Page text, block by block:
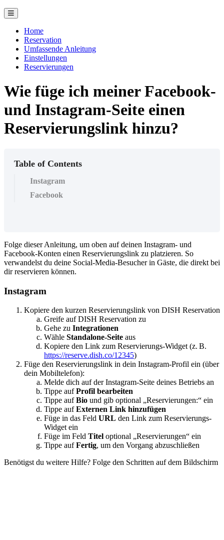
Home
Reservation
Umfassende Anleitung
Einstellungen
Reservierungen
Wie füge ich meiner Facebook-
und Instagram-Seite einen
Reservierungslink hinzu?
Table of Contents
Instagram
Facebook
Folge dieser Anleitung, um oben auf deinen Instagram- und
Facebook-Konten einen Reservierungslink zu platzieren. So
verwandelst du deine Social-Media-Besucher in Gäste, die direkt bei
dir reservieren können.
Instagram
Kopiere den kurzen Reservierungslink von DISH Reservation
Greife auf DISH Reservation zu
Gehe zu Integrationen
Wähle Standalone-Seite aus
Kopiere den Link zum Reservierungs-Widget (z. B.
https://reserve.dish.co/12345)
Füge den Reservierungslink in dein Instagram-Profil ein (über
dein Mobiltelefon):
Melde dich auf der Instagram-Seite deines Betriebs an
Tippe aufProfil bearbeiten
Tippe aufBio und gib optional „Reservierungen:“ ein
Tippe aufExternen Link hinzufügen
Füge in das Feld URL den Link zum Reservierungs-
Widget ein
Füge im Feld Titel optional „Reservierungen“ ein
Tippe aufFertig, um den Vorgang abzuschließen
Benötigst du weitere Hilfe? Folge den Schritten auf dem Bildschirm